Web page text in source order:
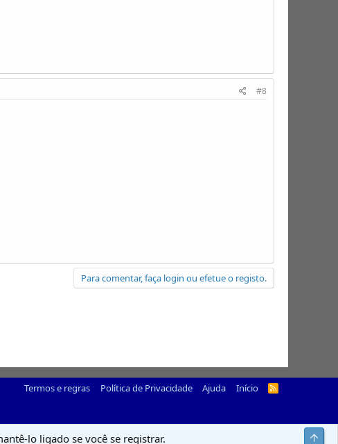
#8
Para comentar, faça login ou efetue o registo.
Termos e regras Política de Privacidade Ajuda Início
R
lo ligado se você se registrar. Top